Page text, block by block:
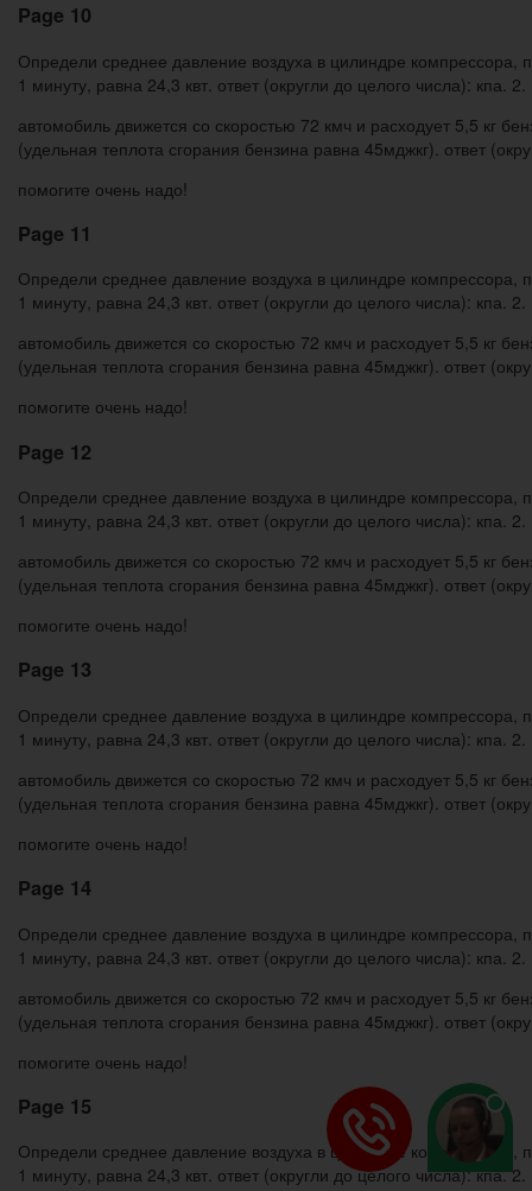
Page 10
Определи среднее давление воздуха в цилиндре
1 минуту, равна 24,3 квт. ответ (округли до целого числа): кпа. 2.
автомобиль движется со скоростью 72 кмч и расходует 5,5 кг
(удельная теплота сгорания бензина равна 45мджкг). ответ
помогите очень надо!
Page 11
Определи среднее давление воздуха в цилиндре
1 минуту, равна 24,3 квт. ответ (округли до целого числа): кпа. 2.
автомобиль движется со скоростью 72 кмч и расходует 5,5 кг
(удельная теплота сгорания бензина равна 45мджкг). ответ
помогите очень надо!
Page 12
Определи среднее давление воздуха в цилиндре
1 минуту, равна 24,3 квт. ответ (округли до целого числа): кпа. 2.
автомобиль движется со скоростью 72 кмч и расходует 5,5 кг
(удельная теплота сгорания бензина равна 45мджкг). ответ
помогите очень надо!
Page 13
Определи среднее давление воздуха в цилиндре
1 минуту, равна 24,3 квт. ответ (округли до целого числа): кпа. 2.
автомобиль движется со скоростью 72 кмч и расходует 5,5 кг
(удельная теплота сгорания бензина равна 45мджкг). ответ
помогите очень надо!
Page 14
Определи среднее давление воздуха в цилиндре
1 минуту, равна 24,3 квт. ответ (округли до целого числа): кпа. 2.
автомобиль движется со скоростью 72 кмч и расходует 5,5 кг
(удельная теплота сгорания бензина равна 45мджкг). ответ
помогите очень надо!
Page 15
Определи среднее давление воздуха в цилиндре
1 минуту, равна 24,3 квт. ответ (округли до целого числа): кпа. 2.